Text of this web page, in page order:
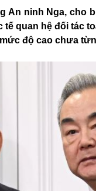
An ninh Nga, cho
quan hệ đối tác
độ cao chưa